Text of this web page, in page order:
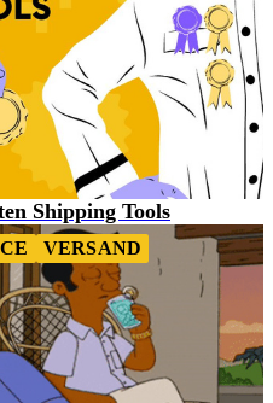
Shipping Tools
VERSAND